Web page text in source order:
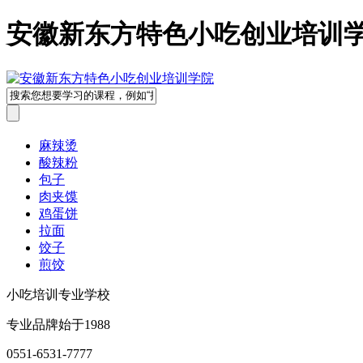
安徽新东方特色小吃创业培训
麻辣烫
酸辣粉
包子
肉夹馍
鸡蛋饼
拉面
饺子
煎饺
小吃培训专业学校
专业品牌始于1988
0551-6531-7777